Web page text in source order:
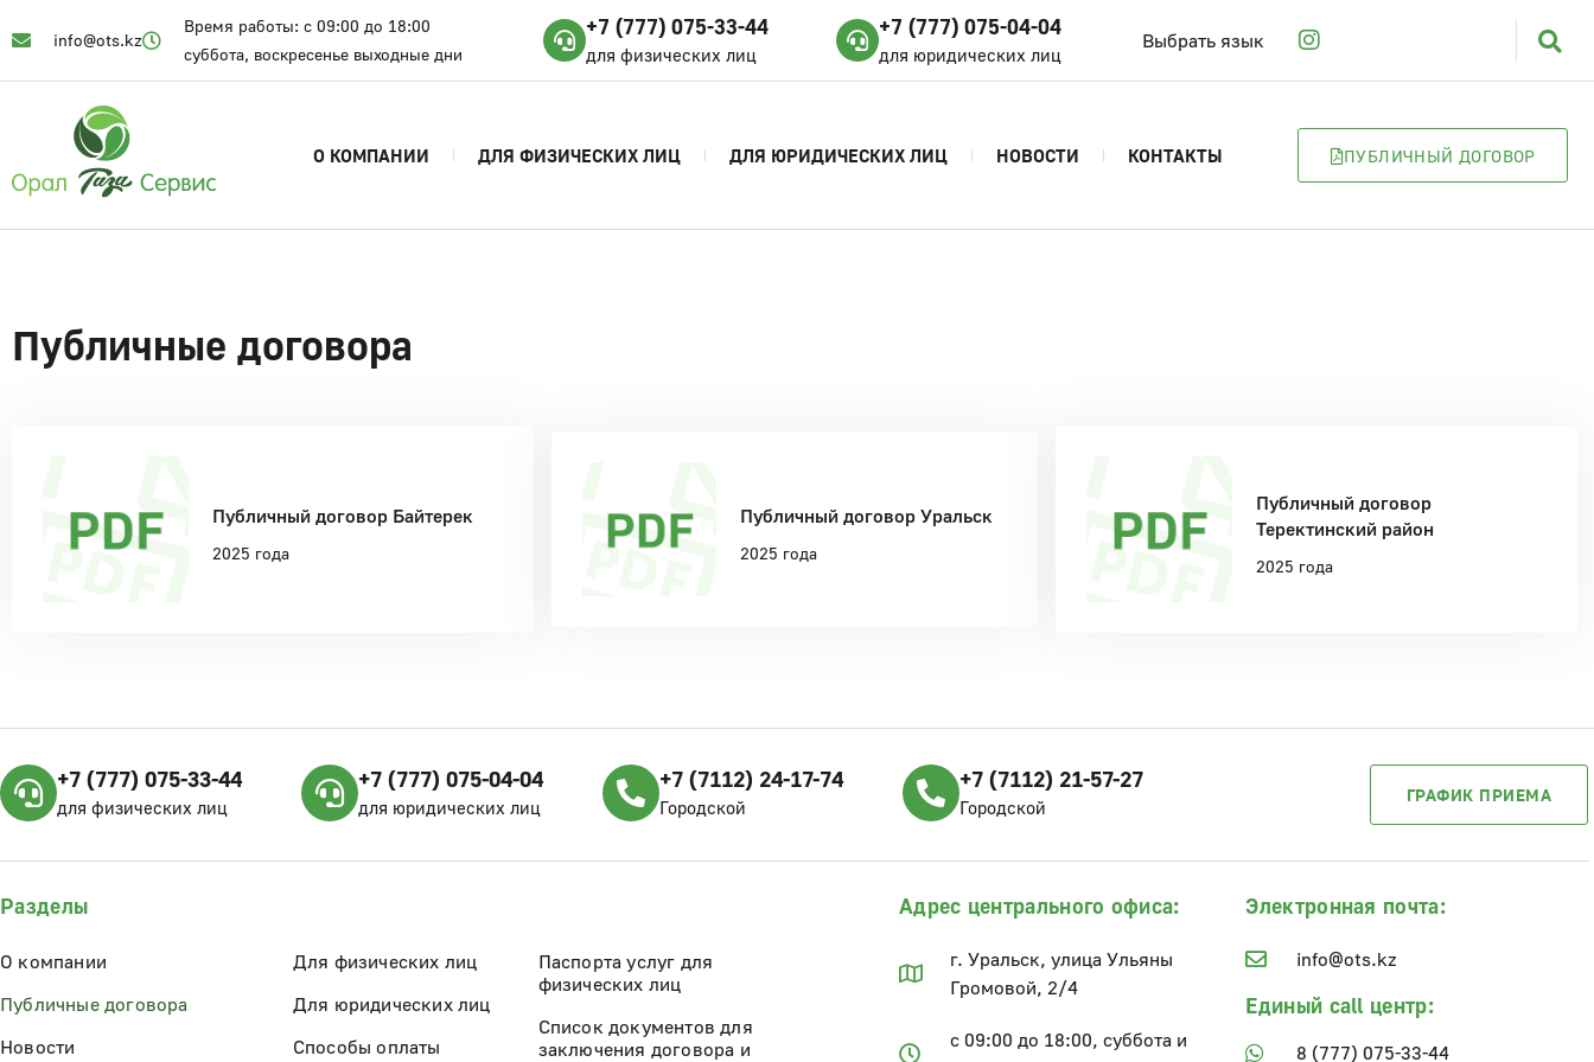
info@ots.kz
Время работы: с 09:00 до 18:00
суббота, воскресенье выходные дни
+7 (777) 075-33-44
для физических лиц
+7 (777) 075-04-04
для юридических лиц
Выбрать язык
О КОМПАНИИ ДЛЯ ФИЗИЧЕСКИХ ЛИЦ ДЛЯ ЮРИДИЧЕСКИХ ЛИЦ НОВОСТИ КОНТАКТЫ ПУБЛИЧНЫЙ ДОГОВОР
Публичные договора
Публичный договор Байтерек
2025 года
Публичный договор Уральск
2025 года
Публичный договор
Теректинский район
2025 года
+7 (777) 075-33-44
для физических лиц
+7 (777) 075-04-04
для юридических лиц
+7 (7112) 24-17-74
Городской
+7 (7112) 21-57-27
Городской
ГРАФИК ПРИЕМА
Разделы
О компании
Публичные договора
Новости
Для физических лиц
Для юридических лиц
Способы оплаты
Паспорта услуг для
физических лиц
Список документов для
заключения договора и
Адрес центрального офиса:
г. Уральск, улица Ульяны
Громовой, 2/4
с 09:00 до 18:00, суббота и
Электронная почта:
info@ots.kz
Единый call центр:
8 (777) 075-33-44